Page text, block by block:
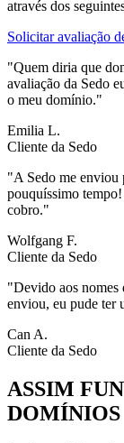
através dos
Solicitar avaliação
"Quem diria que
avaliação da Sedo
o meu domínio."
Emilia L.
Cliente da Sedo
"A Sedo me enviou
pouquíssimo
cobro."
Wolfgang F.
Cliente da Sedo
"Devido aos nomes
enviou, eu pude ter
Can A.
Cliente da Sedo
ASSIM
DOMÍNIOS